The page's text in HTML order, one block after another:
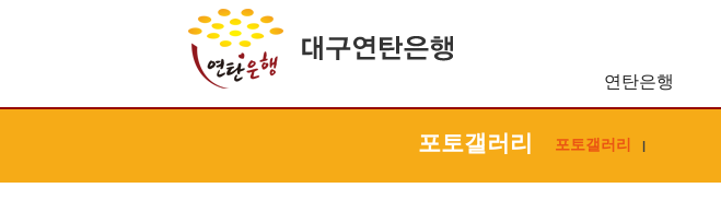
연탄은행
포토갤러리 포토갤러리 |